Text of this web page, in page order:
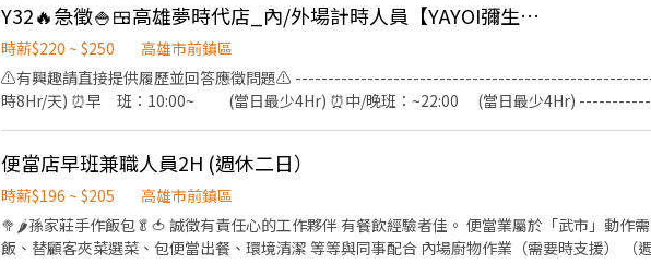
4天(包含至少一天六日) 👩‍🍳工作內容： 外場：點餐帶位、介紹餐點、收桌、洗滌 ♥應徵流程 填寫線上履歷>>參加視訊說明>>門
市面試 順利錄取後需配合體撿>>安排報到哦 🔸🔸🔸🔸🔸🔸🔸🔸 (◔◡◔)應徵、詢問歡迎直接聯繫 招募專員癩
https://lin.ee/PGxf2s9 加入後請留言 :姓名/電話/應徵工作截圖
Y32🔥急徵🍚🍱高雄夢時代店_內/外場計時人員【YAYOI彌生軒】
時薪$220 ~ $250
高雄市前鎮區
⚠️有興趣請直接提供履歷並回答應徵問題⚠️
時8Hr/天) ⏰早 班：10:00~ (當日最少4Hr) ⏰中/晚班：~22:00 (當日最少4Hr)
烹飪前置備料作業 2. 各項定食及料理製作、出餐 3. 工作區域和設備的清潔以及保養 4. 訂貨
------------------------------------- ⭕️歡迎對餐飲服務有高度的熱忱，態度積極認真的在校生加入
實習業務，可與學校簽訂相關合約。 ✅2026年1-2月、6-8月、12月期間限定特別津貼！計時人
每月工時達成獎勵，總工時達100小時以上發放500元或達150小時以上者發放1,000元。 ✅一天
提供16-20小時排班。兩周排班一次，可彈性調整。 ✅假日能排班的兼職人員
便當店早班兼職人員2H (週休二日）
時薪$196 ~ $205
高雄市前鎮區
🥦🌶孫家莊手作飯包🥬🍅 誠徵有責任心的工作夥伴 有餐飲經驗者佳。 便當業屬於「武市」動作需要快 早上門市工作內容
飯、替顧客夾菜選菜、包便當出餐、環境清潔 等等與同事配合 內場廚物作業（需要時支援） （週休二日 見紅休） 🏆薪資： 時薪